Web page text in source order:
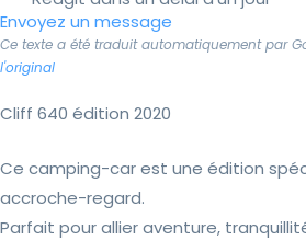
Envoyez un message
Ce texte a été traduit automatiquement par
l'original
Cliff 640 édition 2020
Ce camping-car est une édition
accroche-regard.
Parfait pour allier aventure,